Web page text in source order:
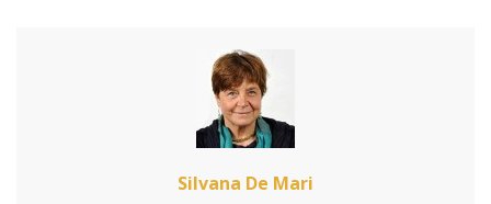
Silvana De Mari